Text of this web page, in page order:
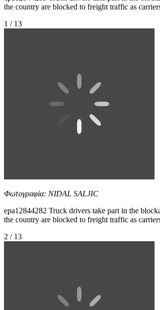
the country are blocked to freight traffic as
1 / 13
Φωτογραφία: NIDAL SALJIC
epa12844282 Truck drivers take part in the
the country are blocked to freight traffic as
2 / 13